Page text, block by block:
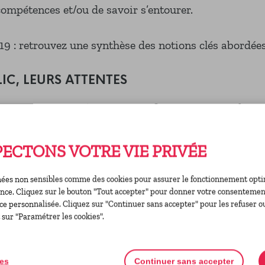
et/ou de savoir s’entourer.
: retrouvez une synthèse des notions clés
LEURS ATTENTES
et son activité ? Comment fixer ses prix, se faire
réemploi ? Comment trouver les partenaires et
Comment se lancer, avec quel statut juridique ?
et création ? Comment trouver les lieux pour
VOTRE VIE PRIVÉE
non sensibles comme des cookies pour assurer le fonctionnement
Cliquez sur le bouton "Tout accepter" pour donner votre
personnalisée. Cliquez sur "Continuer sans accepter" pour les refuser
"Paramétrer les cookies".
Continuer sans accepter